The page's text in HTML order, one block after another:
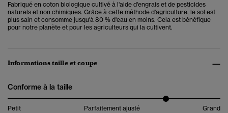
Fabriqué en coton biologique cultivé à l'aide d'engrais et de pesticides
naturels et non chimiques. Grâce à cette méthode d'agriculture, le sol est
plus sain et consomme jusqu'à 80 % d'eau en moins. Cela est bénéfique
pour notre planète et pour les agriculteurs qui la cultivent.
Informations taille et coupe
Conforme à la taille
Petit Parfaitement ajusté Grand